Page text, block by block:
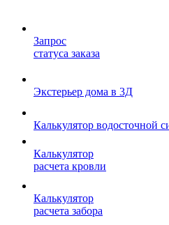
Запрос
статуса заказа
Экстерьер дома в 3Д
Калькулятор водосточной
Калькулятор
расчета кровли
Калькулятор
расчета забора